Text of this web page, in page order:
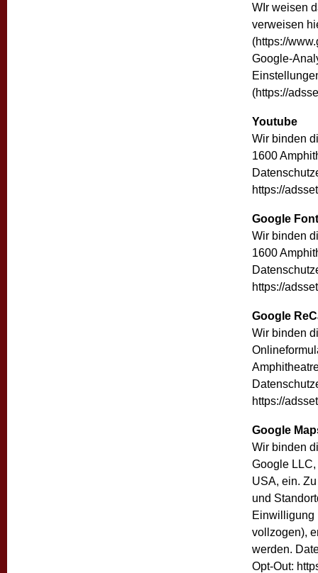
WIr weisen
verweisen
(https://
Google-
(https://
Youtube
Wir binden
1600
https://
Google
Wir binden
1600
https://
Google
Wir binden
https://
Google
Wir binden
Google
USA, ein.
und
Einwilligung
vollzogen),
werden.
Opt-Out: